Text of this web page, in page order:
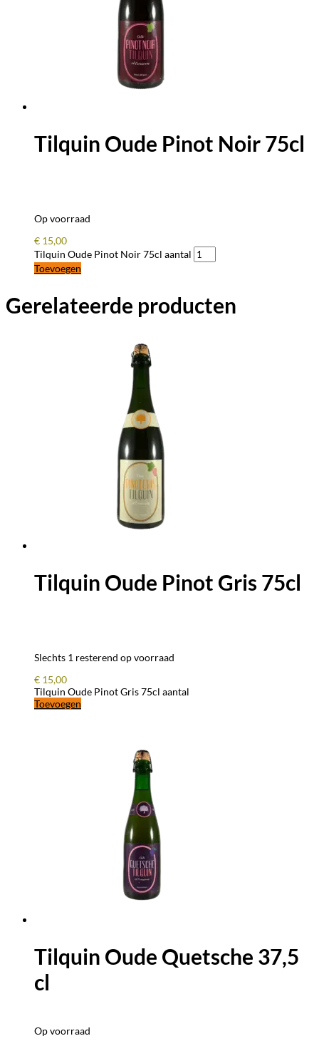
Tilquin Oude Pinot Noir 75cl
Op voorraad
€ 15,00
Tilquin Oude Pinot Noir 75cl aantal
Toevoegen
Gerelateerde producten
Tilquin Oude Pinot Gris 75cl
Slechts 1 resterend op voorraad
€ 15,00
Tilquin Oude Pinot Gris 75cl aantal
Toevoegen
Tilquin Oude Quetsche 37,5
cl
Op voorraad